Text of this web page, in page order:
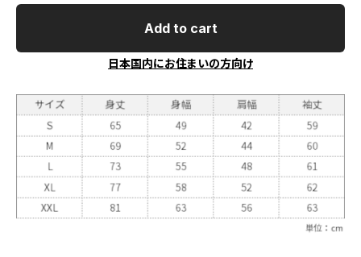
Add to cart
日本国内にお住まいの方向け